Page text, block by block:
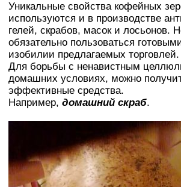
Уникальные свойства кофейных
используются и в производстве
гелей, скрабов, масок и лосьонов.
обязательно пользоваться
изобилии предлагаемых торговлей.
Для борьбы с ненавистным
домашних условиях, можно
эффективные средства.
Например, домашний скраб.